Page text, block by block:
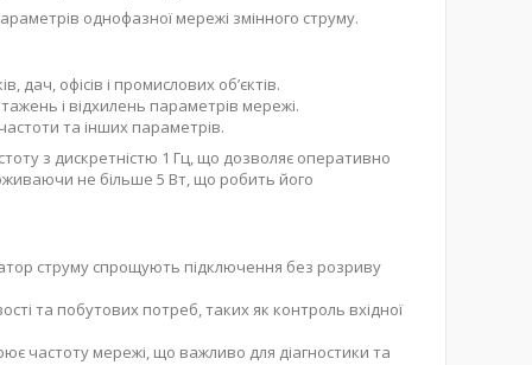
однофазної мережі змінного струму.
офісів і промислових об’єктів.
і відхилень параметрів мережі.
та інших параметрів.
з дискретністю 1 Гц, що дозволяє оперативно
не більше 5 Вт, що робить його
струму спрощують підключення без розриву
та побутових потреб, таких як контроль вхідної
частоту мережі, що важливо для діагностики та